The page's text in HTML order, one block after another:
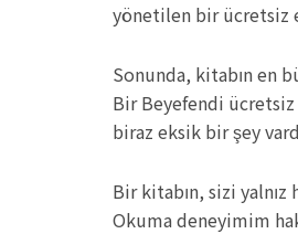
yönetilen bir ücretsiz
Sonunda, kitabın en
Bir Beyefendi
biraz eksik bir şey
Bir kitabın, sizi
Okuma deneyimim